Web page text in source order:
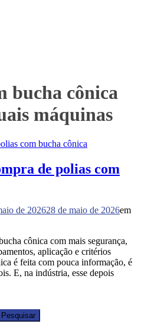
Indústrias
bucha cônica
máquinas
de polias com
de 202628 de maio de 2026em
cônica com mais segurança,
aplicação e critérios
é feita com pouca informação, é
E, na indústria, esse depois
Pesquisar